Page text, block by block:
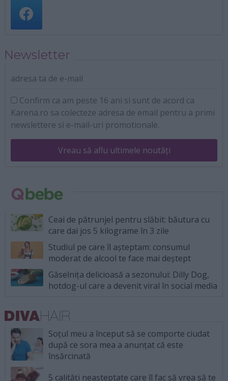
Newsletter
adresa ta de e-mail
Confirm ca am peste 16 ani si sunt de acord ca
Karena.ro sa colecteze adresa de email pentru a primi
newslettere si e-mail-uri promotionale.
Vreau să aflu ultimele noutăți
Ceai de pătrunjel pentru slăbit: băutura cu
care dai jos 5 kilograme în 3 zile
Studiul pe care îl așteptam: consumul
moderat de alcool te face mai deștept
Găselnița delicioasă a sezonului: Dilly Dog,
hotdog-ul care a devenit viral în social media
Soțul meu a început să se comporte ciudat
după ce sora mea a anunțat că este
însărcinată
5 calități neașteptate care îl fac să vrea să te